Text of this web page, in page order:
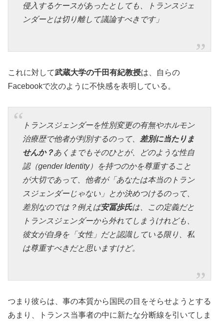
侵入するケースがあったとしても、トランスジェ
ンダーとは切り離して議論すべきです」
これに対して武蔵大学の千田有紀教授は、自らの
Facebookで次のように不快感を表明している。
トランスジェンダーを性別変更の有無やホルモン
治療歴で他者が判別するのって、
差別に当たりま
せんか？あくまでもそのひとが、どのような性自
認（gender Identity）を持つのかを尊重すること
が大切であって、他者が「あなたは本当のトラン
スジェンダーじゃない」とか決めつけるのって、
差別なのでは？例えば安冨歩氏は、この定義だと
トランスジェンダーから外れてしまうけれども、
彼女が自身を「女性」だと認識している限り、私
は尊重すべきだと思いますけど。
つまり彼らは、事の本質から国民の目をそらせようとする
あまり、トランス当事者の中に新たな分断線を引いてしま